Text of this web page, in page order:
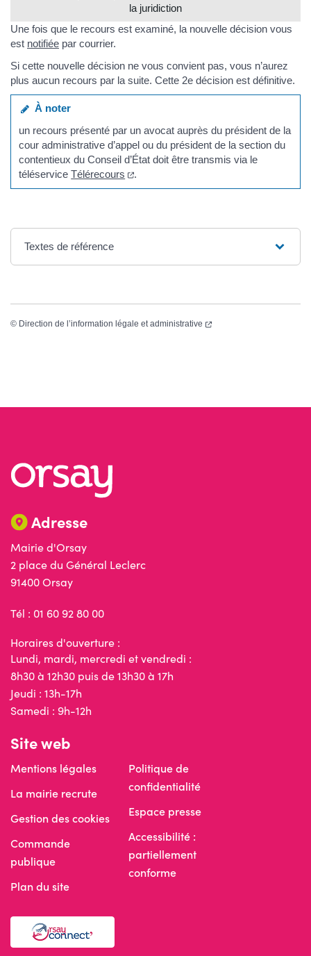
la juridiction
Une fois que le recours est examiné, la nouvelle décision vous
est notifiée par courrier.
Si cette nouvelle décision ne vous convient pas, vous n’aurez
plus aucun recours par la suite. Cette 2e décision est définitive.
À noter
un recours présenté par un avocat auprès du président de la
cour administrative d’appel ou du président de la section du
contentieux du Conseil d’État doit être transmis via le
téléserviceTélérecours (ouverture dans un nouvel onglet)
.
Textes de référence
© Direction de l’information légale et administrative (ouverture dans un
Adresse
Mairie d'Orsay
2 place du Général Leclerc
91400 Orsay
Tél : 01 60 92 80 00
Horaires d'ouverture :
Lundi, mardi, mercredi et vendredi :
8h30 à 12h30 puis de 13h30 à 17h
Jeudi : 13h-17h
Samedi : 9h-12h
Site web
Mentions légales
La mairie recrute
Gestion des cookies
Commande
publique
Plan du site
Politique de
confidentialité
Espace presse
Accessibilité :
partiellement
conforme